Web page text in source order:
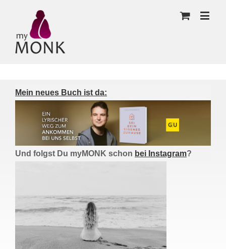
Mein neues Buch ist da:
Und folgst Du myMONK schon bei Instagram?